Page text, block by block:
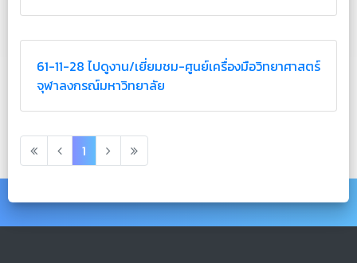
61-11-28 ไปดูงาน/เยี่ยมชม-ศูนย์เครื่องมือวิทยาศาสตร์
จุฬาลงกรณ์มหาวิทยาลัย
1